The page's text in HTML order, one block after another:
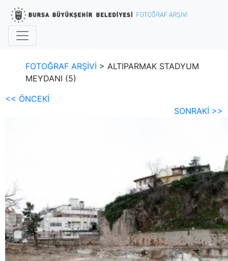
FOTOĞRAF ARŞİVİ > ALTIPARMAK STADYUM
MEYDANI (5)
<< ÖNCEKİ
SONRAKİ >>